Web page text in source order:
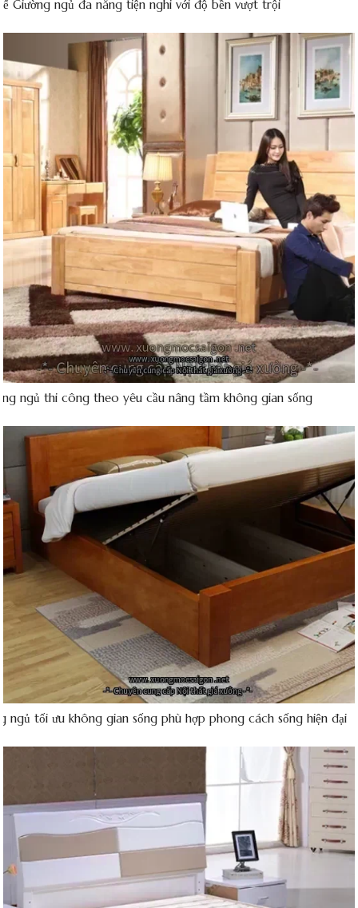
Giường ngủ đa năng tiện nghi với độ bền vượt trội
ngủ thi công theo yêu cầu nâng tầm không gian sống
ngủ tối ưu không gian sống phù hợp phong cách sống hiện đại